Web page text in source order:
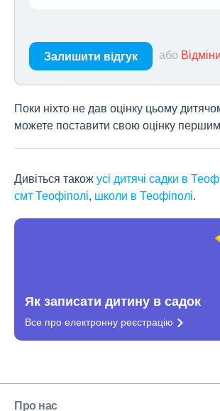
Залишити відгук або
Поки ніхто не дав оцінку цьому
можете поставити свою оцінку
Дивіться такожусі дитячі садки в
смт Теофіполі, школи в Теофіполі.
Як записати дитину в садок
Все про електронну реєстрацію
Про нас